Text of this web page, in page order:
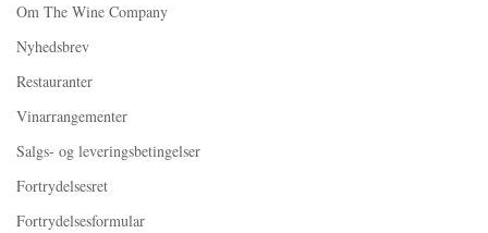
Om The Wine Company
Nyhedsbrev
Restauranter
Vinarrangementer
Salgs- og leveringsbetingelser
Fortrydelsesret
Fortrydelsesformular